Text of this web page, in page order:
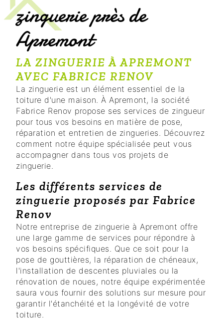
zinguerie près de
Apremont
LA ZINGUERIE À APREMONT
AVEC FABRICE RENOV
La zinguerie est un élément essentiel de la
toiture d'une maison. À Apremont, la société
Fabrice Renov propose ses services de zingueur
pour tous vos besoins en matière de pose,
réparation et entretien de zingueries. Découvrez
comment notre équipe spécialisée peut vous
accompagner dans tous vos projets de
zinguerie.
Les différents services de
zinguerie proposés par Fabrice
Renov
Notre entreprise de zinguerie à Apremont offre
une large gamme de services pour répondre à
vos besoins spécifiques. Que ce soit pour la
pose de gouttières, la réparation de chéneaux,
l'installation de descentes pluviales ou la
rénovation de noues, notre équipe expérimentée
saura vous fournir des solutions sur mesure pour
garantir l'étanchéité et la longévité de votre
toiture.